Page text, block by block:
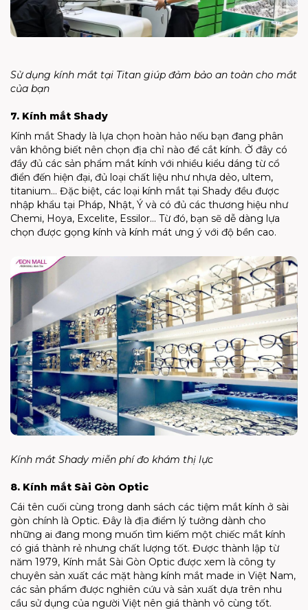
Sử dụng kính mắt tại Titan giúp đảm bảo an toàn cho mắt
của bạn
7. Kính mắt Shady
Kính mắt Shady là lựa chọn hoàn hảo nếu bạn đang phân
vân không biết nên chọn địa chỉ nào để cắt kính. Ở đây có
đầy đủ các sản phẩm mắt kính với nhiều kiểu dáng từ cổ
điển đến hiện đại, đủ loại chất liệu như nhựa dẻo, ultem,
titanium… Đặc biệt, các loại kính mắt tại Shady đều được
nhập khẩu tại Pháp, Nhật, Ý và có đủ các thương hiệu như
Chemi, Hoya, Excelite, Essilor… Từ đó, bạn sẽ dễ dàng lựa
chọn được gọng kính và kính mát ưng ý với độ bền cao.
Kính mắt Shady miễn phí đo khám thị lực
8. Kính mắt Sài Gòn Optic
Cái tên cuối cùng trong danh sách các tiệm mắt kính ở sài
gòn chính là Optic. Đây là địa điểm lý tưởng dành cho
những ai đang mong muốn tìm kiếm một chiếc mắt kính
có giá thành rẻ nhưng chất lượng tốt. Được thành lập từ
năm 1979, Kính mắt Sài Gòn Optic được xem là công ty
chuyên sản xuất các mặt hàng kính mắt made in Việt Nam,
các sản phẩm được nghiên cứu và sản xuất dựa trên nhu
cầu sử dụng của người Việt nên giá thành vô cùng tốt.